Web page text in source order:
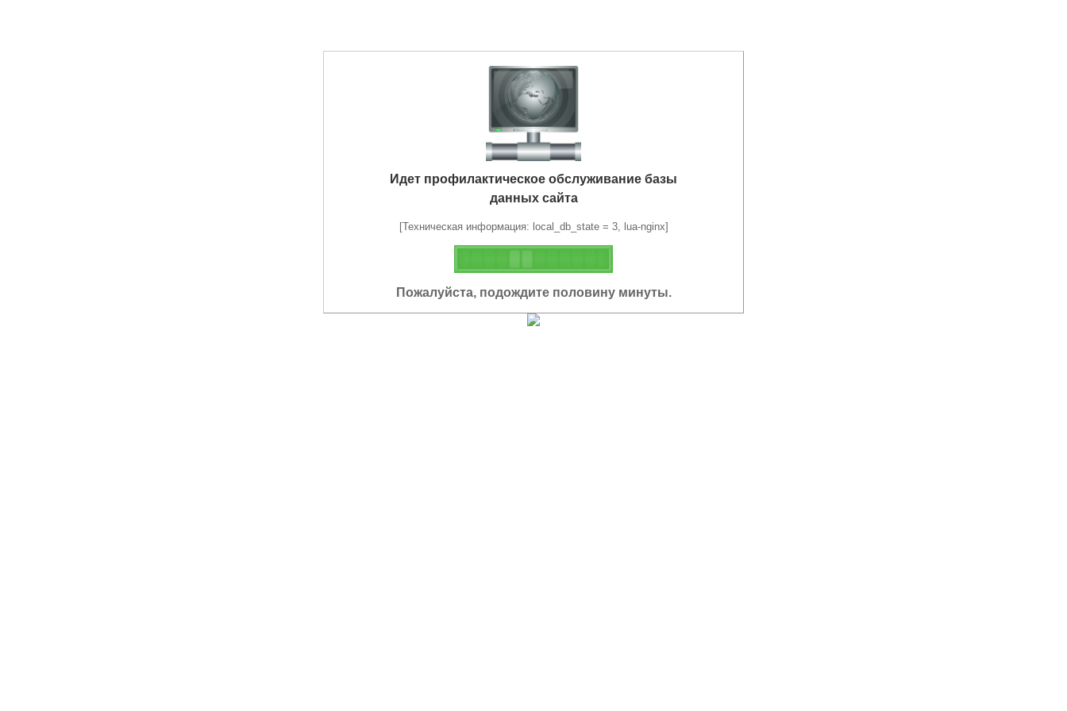
Идет профилактическое обслуживание базы
данных сайта
[Техническая информация: local_db_state = 3, lua-nginx]
Пожалуйста, подождите половину минуты.